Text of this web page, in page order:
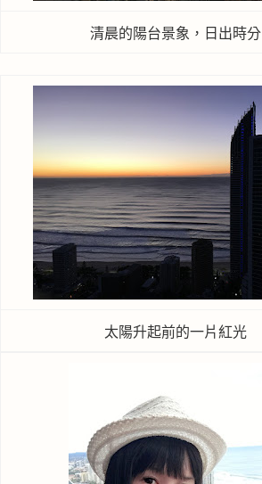
清晨的陽台景象，日出時分
太陽升起前的一片紅光